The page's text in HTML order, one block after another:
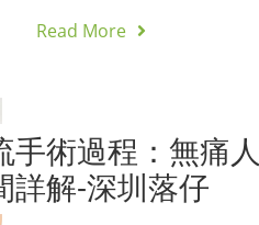
Read More
手術過程：無痛
詳解-深圳落仔